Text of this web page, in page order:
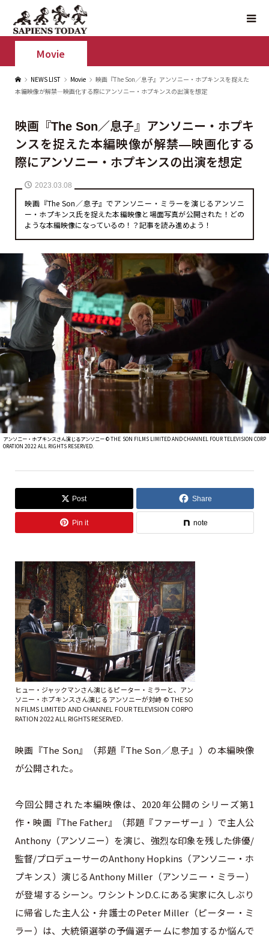
Movie
NEWS LIST Movie
映画『The Son／息子』アンソニー・ホプキンスを捉えた
本編映像が解禁—映画化する際にアンソニー・ホプキンスの出演を想定
映画『The Son／息子』アンソニー・ホプキ
ンスを捉えた本編映像が解禁—映画化する
際にアンソニー・ホプキンスの出演を想定
2023.03.08
映画『The Son／息子』でアンソニー・ミラーを演じるアンソニ
ー・ホプキンス氏を捉えた本編映像と場面写真が公開された！どの
ような本編映像になっているの！？記事を読み進めよう！
アンソニー・ホプキンスさん演じるアンソニー © THE SON FILMS LIMITED AND CHANNEL FOUR TELEVISION CORP
ORATION 2022 ALL RIGHTS RESERVED.
Post Share
Pin it note
ヒュー・ジャックマンさん演じるピーター・ミラーと、アン
ソニー・ホプキンスさん演じるアンソニーが対峙 © THE SO
N FILMS LIMITED AND CHANNEL FOUR TELEVISION CORPO
RATION 2022 ALL RIGHTS RESERVED.
映画『The Son』（邦題『The Son／息子』）の本編映像
が公開された。
今回公開された本編映像は、2020年公開のシリーズ第1
作・映画『The Father』（邦題『ファーザー』）で主人公
Anthony（アンソニー）を演じ、強烈な印象を残した俳優/
監督/プロデューサーのAnthony Hopkins（アンソニー・ホ
プキンス）演じるAnthony Miller（アンソニー・ミラー）
が登場するシーン。ワシントンD.C.にある実家に久しぶり
に帰省した主人公・弁護士のPeter Miller（ピーター・ミ
ラー）は、大統領選挙の予備選チームに参加するか悩んで